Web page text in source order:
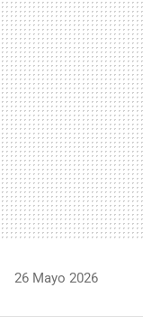
26 Mayo 2026